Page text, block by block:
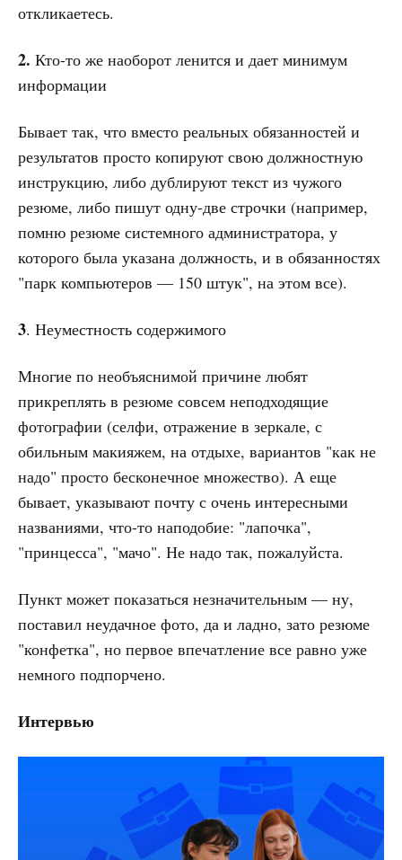
откликаетесь.
2. Кто-то же наоборот ленится и дает минимум
информации
Бывает так, что вместо реальных обязанностей и
результатов просто копируют свою должностную
инструкцию, либо дублируют текст из чужого
резюме, либо пишут одну-две строчки (например,
помню резюме системного администратора, у
которого была указана должность, и в обязанностях
"парк компьютеров — 150 штук", на этом все).
3. Неуместность содержимого
Многие по необъяснимой причине любят
прикреплять в резюме совсем неподходящие
фотографии (селфи, отражение в зеркале, с
обильным макияжем, на отдыхе, вариантов "как не
надо" просто бесконечное множество). А еще
бывает, указывают почту с очень интересными
названиями, что-то наподобие: "лапочка",
"принцесса", "мачо". Не надо так, пожалуйста.
Пункт может показаться незначительным — ну,
поставил неудачное фото, да и ладно, зато резюме
"конфетка", но первое впечатление все равно уже
немного подпорчено.
Интервью